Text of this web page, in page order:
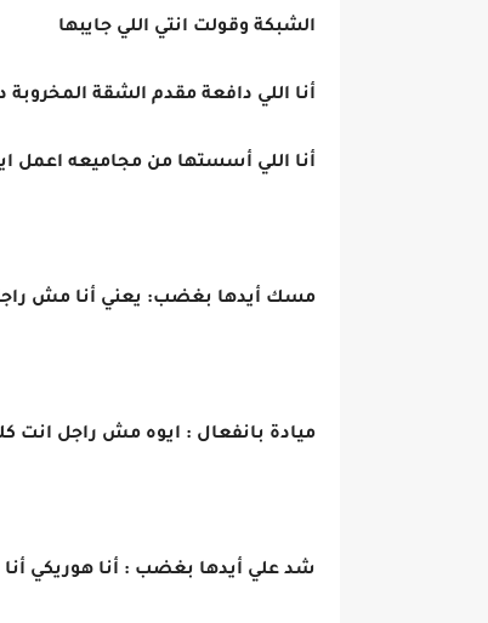
الشبكة وقولت انتي اللي جايبها
أنا اللي دافعة مقدم الشقة
أنا اللي أسستها من مجاميعه اعمل
مسك أيدها بغضب: يعني أنا مش
ميادة بانفعال : ايوه مش راجل انت
شد علي أيدها بغضب : أنا هوريكي أنا